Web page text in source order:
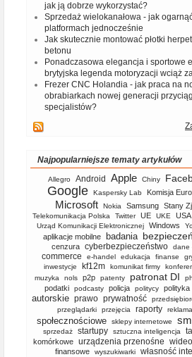
jak ją dobrze wykorzystać?
Sprzedaż wielokanałowa - jak
platformach jednocześnie
Jak skutecznie montować płotki
betonu
Ponadczasowa elegancja i sportowe
brytyjska legenda motoryzacji wciąż
Frezer CNC Holandia - jak praca na
obrabiarkach nowej generacji
specjalistów?
Najpopularniejsze tematy artykułów
Allegro Android Apple Chiny
Google Kaspersky Lab Komisja
Microsoft Nokia Samsung Stany
Telekomunikacja Polska Twitter UE UKE USA
Urząd Komunikacji Elektronicznej Windows
aplikacje mobilne badania
cenzura cyberbezpieczeństwo dane
commerce
e-handel edukacja finanse
inwestycje kf12m komunikat firmy
muzyka nols p2p patenty patronat DI
podatki podcasty policja politycy polityka
autorskie prawo prywatność
przeglądarki
przejęcia raporty reklama
społecznościowe
sklepy internetowe
sprzedaż
startupy sztuczna inteligencja
komórkowe
urządzenia przenośne wideo
finansowe
wyszukiwarki własność